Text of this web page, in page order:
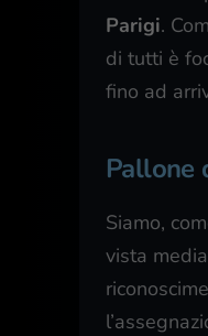
Parigi.
di tutti è
fino ad
Pallone
Siamo,
vista